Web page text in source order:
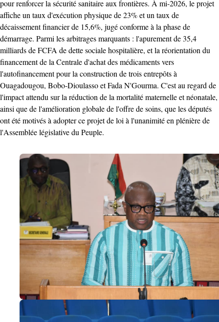
pour renforcer la sécurité sanitaire aux frontières. À mi-2026, le projet
affiche un taux d'exécution physique de 23% et un taux de
décaissement financier de 15,6%, jugé conforme à la phase de
démarrage. Parmi les arbitrages marquants : l'apurement de 35,4
milliards de FCFA de dette sociale hospitalière, et la réorientation du
financement de la Centrale d'achat des médicaments vers
l'autofinancement pour la construction de trois entrepôts à
Ouagadougou, Bobo-Dioulasso et Fada N'Gourma. C'est au regard de
l'impact attendu sur la réduction de la mortalité maternelle et néonatale,
ainsi que de l'amélioration globale de l'offre de soins, que les députés
ont été motivés à adopter ce projet de loi à l'unanimité en plénière de
l'Assemblée législative du Peuple.